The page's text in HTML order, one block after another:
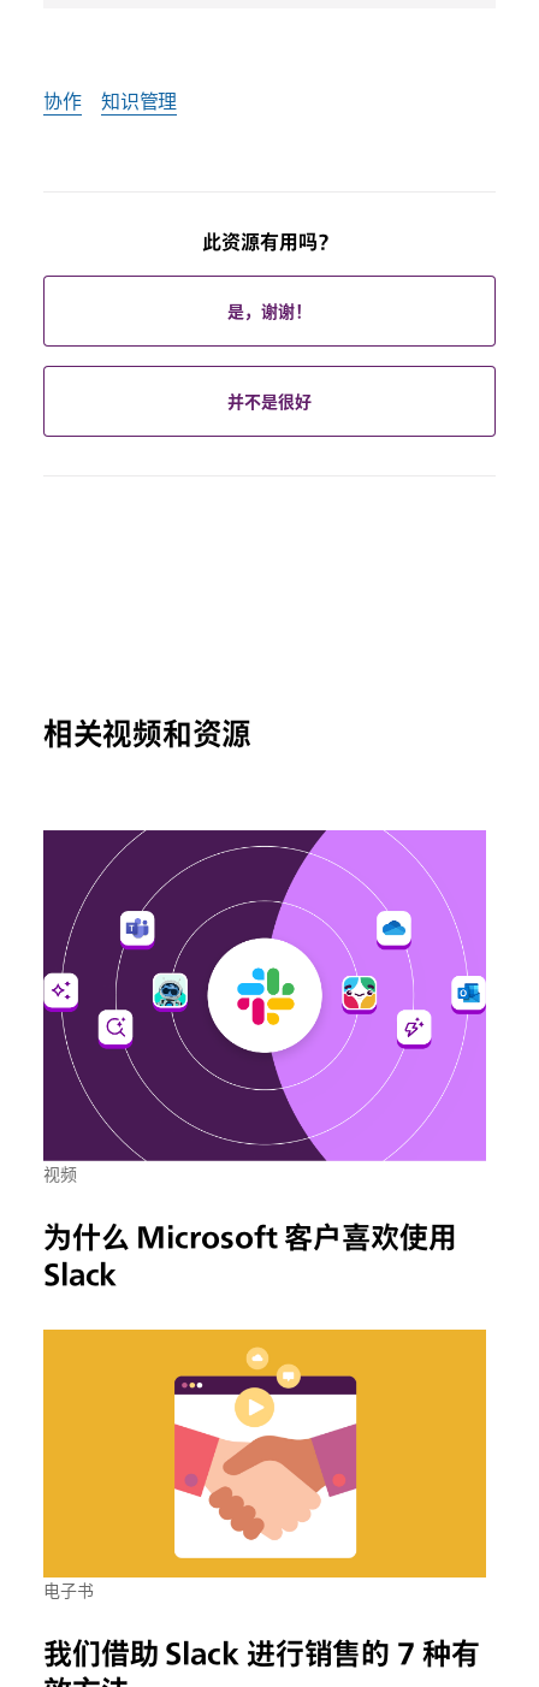
协作 知识管理
此资源有用吗？
是，谢谢！
并不是很好
相关视频和资源
视频
为什么 Microsoft 客户喜欢使用
Slack
电子书
我们借助 Slack 进行销售的 7 种有